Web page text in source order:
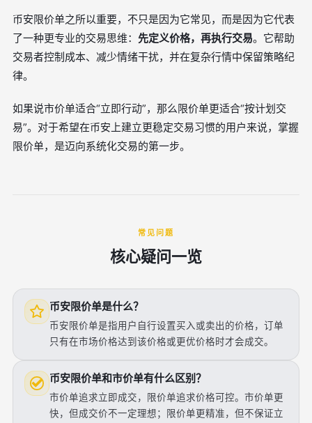
币安限价单之所以重要，不只是因为它常见，而是因为它代表
了一种更专业的交易思维： 先定义价格，再执行交易。它帮助
交易者控制成本、减少情绪干扰，并在复杂行情中保留策略纪
律。
如果说市价单适合“立即行动”，那么限价单更适合“按计划交
易”。对于希望在币安上建立更稳定交易习惯的用户来说，掌握
限价单，是迈向系统化交易的第一步。
常见问题
核心疑问一览
币安限价单是什么？
币安限价单是指用户自行设置买入或卖出的价格，订单
只有在市场价格达到该价格或更优价格时才会成交。
币安限价单和市价单有什么区别？
市价单追求立即成交，限价单追求价格可控。市价单更
快，但成交价不一定理想；限价单更精准，但不保证立